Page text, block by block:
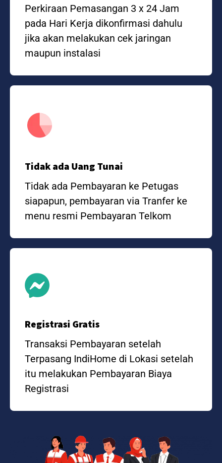
Perkiraan Pemasangan 3 x 24 Jam
pada Hari Kerja dikonfirmasi dahulu
jika akan melakukan cek jaringan
maupun instalasi
Tidak ada Uang Tunai
Tidak ada Pembayaran ke Petugas
siapapun, pembayaran via Tranfer ke
menu resmi Pembayaran Telkom
Registrasi Gratis
Transaksi Pembayaran setelah
Terpasang IndiHome di Lokasi setelah
itu melakukan Pembayaran Biaya
Registrasi